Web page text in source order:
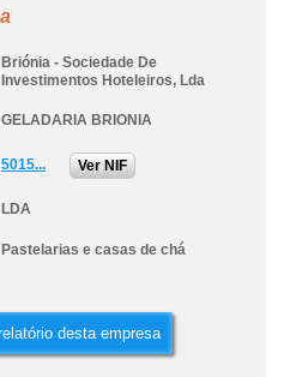
Briónia - Sociedade De
Investimentos Hoteleiros, Lda
GELADARIA BRIONIA
5015... Ver NIF
LDA
Pastelarias e casas de chá
desta empresa